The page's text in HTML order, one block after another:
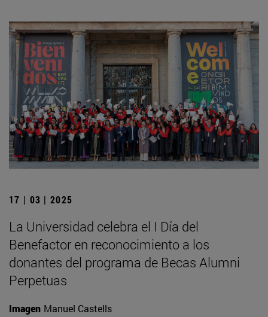
17 | 03 | 2025
La Universidad celebra el I Día del
Benefactor en reconocimiento a los
donantes del programa de Becas Alumni
Perpetuas
Imagen Manuel Castells